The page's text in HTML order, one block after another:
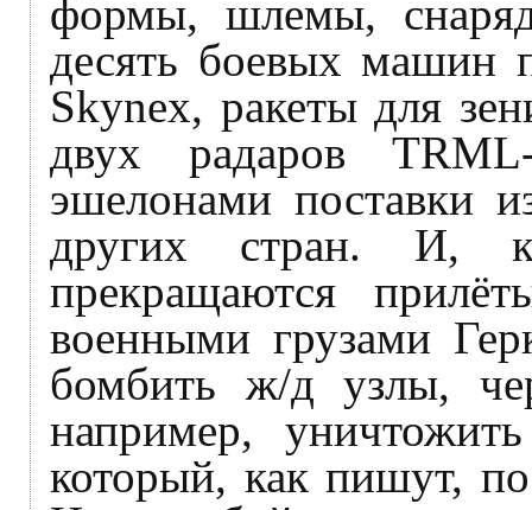
формы, шлемы,
десять боевых машин
Skynex, ракеты для
двух радаров
эшелонами поставки
других стран. И,
прекращаются
военными грузами
бомбить ж/д узлы,
например,
который, как пишут,